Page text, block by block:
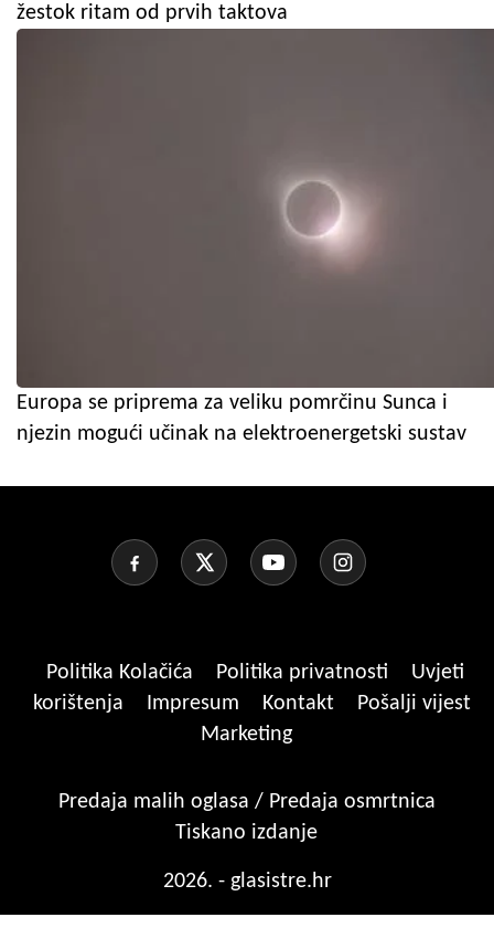
žestok ritam od prvih taktova
Europa se priprema za veliku pomrčinu Sunca i
njezin mogući učinak na elektroenergetski sustav
Politika Kolačića Politika privatnosti
Uvjeti
korištenja
Impresum Kontakt
Pošalji vijest
Marketing
Predaja malih oglasa / Predaja osmrtnica
Tiskano izdanje
2026. - glasistre.hr